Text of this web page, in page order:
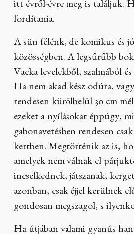
itt évről-évre meg is találjuk.
fordítania.
A sün félénk, de komikus és
közösségben. A legsűrűbb
Vacka levelekből, szalmából
Ha nem akad kész odúra,
rendesen kürölbelül 30 cm
ezeket a nyílásokat éppúgy,
gabonavetésben rendesen
kertben. Megtörténik az is,
amelyek nem válnak el
incselkednek, játszanak,
azonban, csak éjjel kerülnek
gondosan megszagol, s
Ha útjában valami gyanús